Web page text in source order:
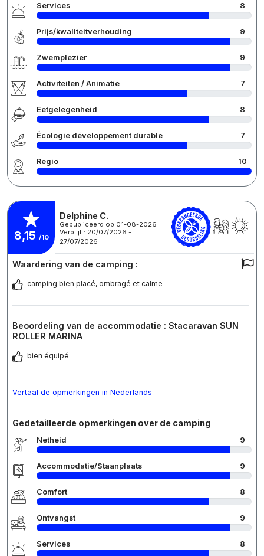
Services 8
Prijs/kwaliteitverhouding 9
Zwemplezier 9
Activiteiten / Animatie 7
Eetgelegenheid 8
Écologie développement durable 7
Regio 10
8,15 /10
Delphine C.
Gepubliceerd op 01-08-2026
Verblijf : 20/07/2026 -
27/07/2026
Waardering van de camping :
camping bien placé, ombragé et calme
Beoordeling van de accommodatie : Stacaravan SUN
ROLLER MARINA
bien équipé
Vertaal de opmerkingen in Nederlands
Gedetailleerde opmerkingen over de camping
Netheid 9
Accommodatie/Staanplaats 9
Comfort 8
Ontvangst 9
Services 8